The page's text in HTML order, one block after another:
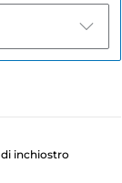
inchiostro